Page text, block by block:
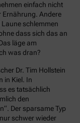
einfach nicht
Ernährung. Andere
schlemmen
dass sich das an
läge am
was dran?
Dr. Tim Hollstein
in Kiel. In
es tatsächlich
den
Der sparsame Typ
schwer wieder